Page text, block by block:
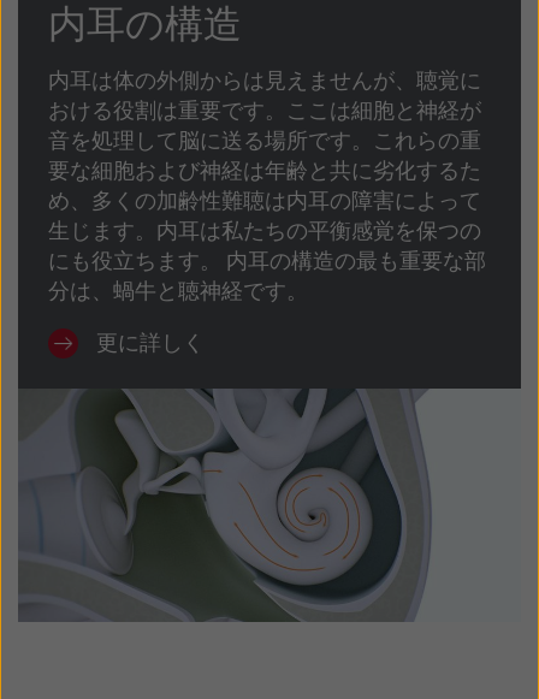
内耳の構造
内耳は体の外側からは見えませんが、聴覚に
おける役割は重要です。ここは細胞と神経が
音を処理して脳に送る場所です。これらの重
要な細胞および神経は年齢と共に劣化するた
め、多くの加齢性難聴は内耳の障害によって
生じます。内耳は私たちの平衡感覚を保つの
にも役立ちます。 内耳の構造の最も重要な部
分は、蝸牛と聴神経です。
更に詳しく